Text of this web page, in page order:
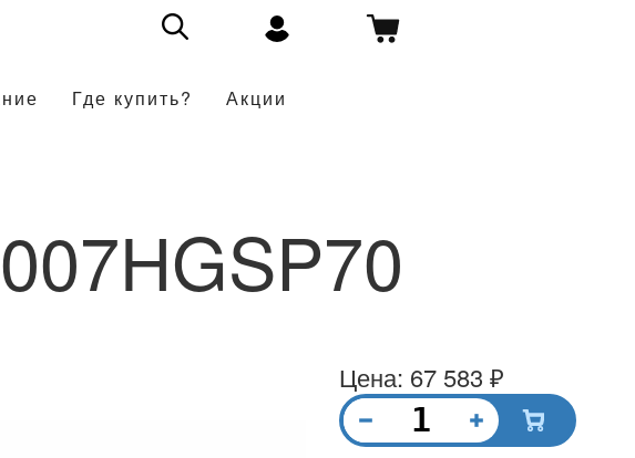
Где купить? Акции
Цена: 67 583 ₽